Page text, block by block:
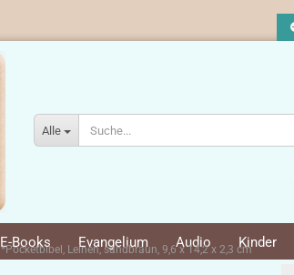
Alle
E-Books Evangelium Audio Kinder
*Pocketbibel, Leinen, sandbraun, 9,6 x 14,2 x 2,3 cm